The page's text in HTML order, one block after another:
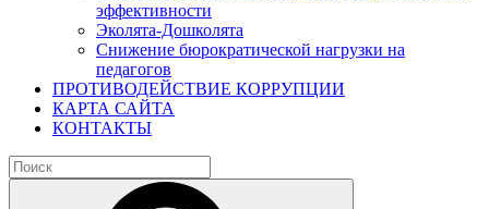
эффективности
Эколята-Дошколята
Снижение бюрократической нагрузки на
педагогов
ПРОТИВОДЕЙСТВИЕ КОРРУПЦИИ
КАРТА САЙТА
КОНТАКТЫ